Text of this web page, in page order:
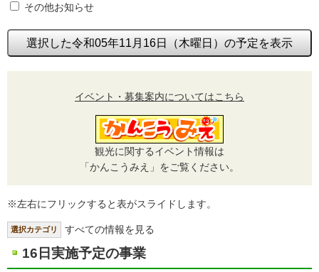
その他お知らせ
選択した令和05年11月16日（木曜日）の予定を表示
イベント・募集案内についてはこちら
観光に関するイベント情報は
「かんこうみえ」をご覧ください。
※左右にフリックすると表がスライドします。
選択カテゴリ すべての情報を見る
16日実施予定の事業